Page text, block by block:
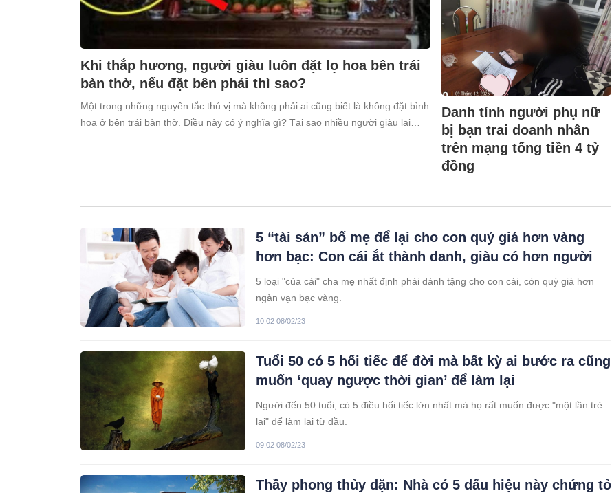
Khi thắp hương, người giàu luôn đặt lọ hoa bên trái
bàn thờ, nếu đặt bên phải thì sao?
Một trong những nguyên tắc thú vị mà không phải ai cũng biết là không đặt bình
hoa ở bên trái bàn thờ. Điều này có ý nghĩa gì? Tại sao nhiều người giàu lại
Danh tính người phụ nữ
bị bạn trai doanh nhân
trên mạng tống tiền 4 tỷ
đồng
5 “tài sản” bố mẹ để lại cho con quý giá hơn vàng
hơn bạc: Con cái ắt thành danh, giàu có hơn người
5 loại "của cải" cha mẹ nhất định phải dành tặng cho con cái, còn quý giá hơn
ngàn vạn bạc vàng.
10:02 08/02/23
Tuổi 50 có 5 hối tiếc để đời mà bất kỳ ai bước ra cũng
muốn ‘quay ngược thời gian’ để làm lại
Người đến 50 tuổi, có 5 điều hối tiếc lớn nhất mà họ rất muốn được "một lần trẻ
lại" để làm lại từ đầu.
09:02 08/02/23
Thầy phong thủy dặn: Nhà có 5 dấu hiệu này chứng tỏ